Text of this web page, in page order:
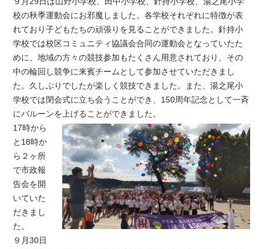
校の秋季運動会にお邪魔しました。各学校それぞれに特徴が表
れており子どもたちの頑張りを見ることができました。針持小
学校では校区コミュニティ協議会合同の運動会となっていたた
めに、地域の方々の競技参加もたくさん用意されており、その
中の輪回し競争に来賓チームとして参加させていただきまし
た。久しぶりでしたが楽しく競技できました。また、湯之尾小
学校では閉会式に立ち会うことができ、150周年記念として一斉
にバルーンを上げることができました。
17時から
と18時か
ら２ヶ所
で市政報
告会を開
いていた
だきまし
た。
９月30日